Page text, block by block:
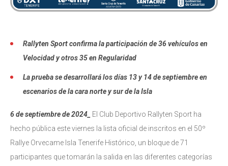
Rallyten Sport confirma la participación de 36 vehículos en
Velocidad y otros 35 en Regularidad
La prueba se desarrollará los días 13 y 14 de septiembre en
escenarios de la cara norte y sur de la Isla
6 de septiembre de 2024_ El Club Deportivo Rallyten Sport ha
hecho pública este viernes la lista oficial de inscritos en el 50º
Rallye Orvecame Isla Tenerife Histórico, un bloque de 71
participantes que tomarán la salida en las diferentes categorías